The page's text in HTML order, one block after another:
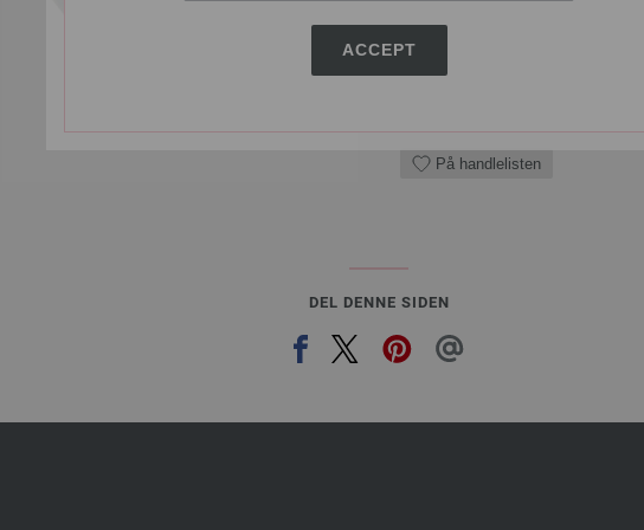
ACCEPTANTALL
I
På handlelisten
DEL DENNE SIDEN